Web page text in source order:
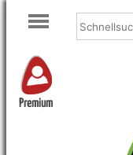
Premium